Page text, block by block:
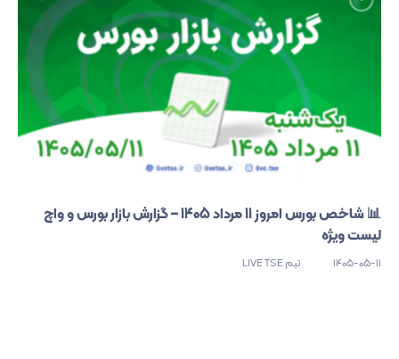
📊 شاخص بورس امروز 11 مرداد 1405 – گزارش بازار بورس و واچ
لیست ویژه
1405-05-11 تیم LIVE TSE